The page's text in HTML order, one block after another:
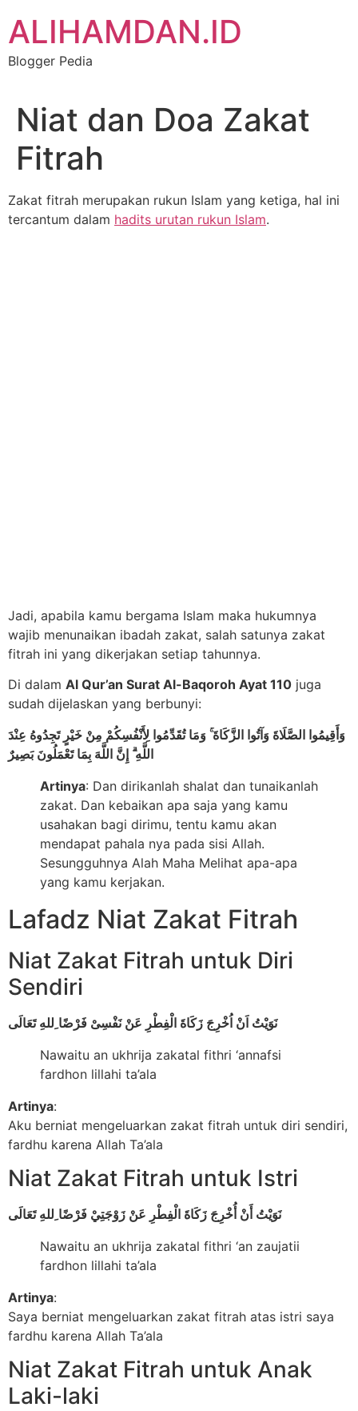
content
ALIHAMDAN.ID
Blogger Pedia
Niat dan Doa Zakat
Fitrah
Zakat fitrah merupakan rukun Islam yang ketiga, hal ini
tercantum dalam hadits urutan rukun Islam.
Jadi, apabila kamu bergama Islam maka hukumnya
wajib menunaikan ibadah zakat, salah satunya zakat
fitrah ini yang dikerjakan setiap tahunnya.
Di dalam Al Qur’an Surat Al-Baqoroh Ayat 110 juga
sudah dijelaskan yang berbunyi:
وَأَقِيمُوا الصَّلَاةَ وَآتُوا الزَّكَاةَ ۚ وَمَا تُقَدِّمُوا لِأَنْفُسِكُمْ مِنْ خَيْرٍ تَجِدُوهُ عِنْدَ
اللَّهِ ۗ إِنَّ اللَّهَ بِمَا تَعْمَلُونَ بَصِيرٌ
Artinya: Dan dirikanlah shalat dan tunaikanlah
zakat. Dan kebaikan apa saja yang kamu
usahakan bagi dirimu, tentu kamu akan
mendapat pahala nya pada sisi Allah.
Sesungguhnya Alah Maha Melihat apa-apa
yang kamu kerjakan.
Lafadz Niat Zakat Fitrah
Niat Zakat Fitrah untuk Diri
Sendiri
نَوَيْتُ اَنْ اُخْرِجَ زَكَاةَ الْفِطْرِ عَنْ نَفْسِىْ فَرْضًا ِللهِ تَعَالَى
Nawaitu an ukhrija zakatal fithri ‘annafsi
fardhon lillahi ta’ala
Artinya:
Aku berniat mengeluarkan zakat fitrah untuk diri sendiri,
fardhu karena Allah Ta’ala
Niat Zakat Fitrah untuk Istri
نَوَيْتُ أَنْ أُخْرِجَ زَكَاةَ الْفِطْرِ عَنْ زَوْجَتِيْ فَرْضًا ِللهِ تَعَالَى
Nawaitu an ukhrija zakatal fithri ‘an zaujatii
fardhon lillahi ta’ala
Artinya:
Saya berniat mengeluarkan zakat fitrah atas istri saya
fardhu karena Allah Ta’ala
Niat Zakat Fitrah untuk Anak
Laki-laki